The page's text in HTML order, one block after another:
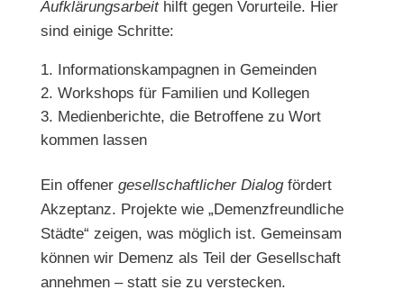
Aufklärungsarbeithilft gegen Vorurteile. Hier
sind einige Schritte:
Informationskampagnen in Gemeinden
Workshops für Familien und Kollegen
Medienberichte, die Betroffene zu Wort
kommen lassen
Ein offener gesellschaftlicher Dialogfördert
Akzeptanz. Projekte wie „Demenzfreundliche
Städte“ zeigen, was möglich ist. Gemeinsam
können wir Demenz als Teil der Gesellschaft
annehmen – statt sie zu verstecken.